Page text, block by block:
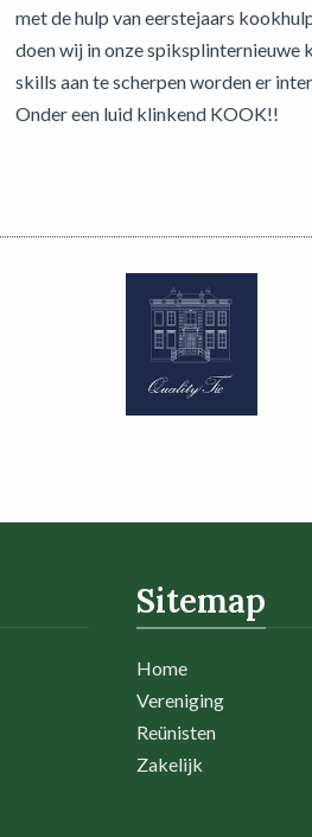
met de hulp van eerstejaars
doen wij in onze spiksplinternieuwe
skills aan te scherpen worden er
Onder een luid klinkend KOOK!!
Sitemap
Home
Vereniging
Reünisten
Zakelijk